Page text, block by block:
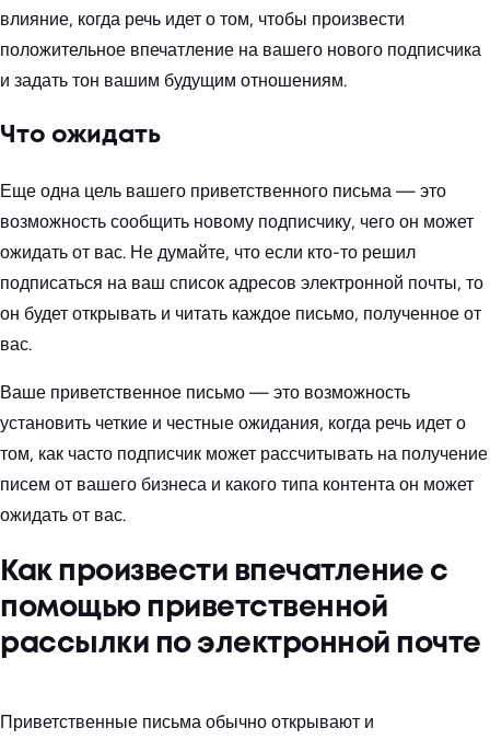
влияние, когда речь идет о том, чтобы произвести
положительное впечатление на вашего нового подписчика
и задать тон вашим будущим отношениям.
Что ожидать
Еще одна цель вашего приветственного письма — это
возможность сообщить новому подписчику, чего он может
ожидать от вас. Не думайте, что если кто-то решил
подписаться на ваш список адресов электронной почты, то
он будет открывать и читать каждое письмо, полученное от
вас.
Ваше приветственное письмо — это возможность
установить четкие и честные ожидания, когда речь идет о
том, как часто подписчик может рассчитывать на получение
писем от вашего бизнеса и какого типа контента он может
ожидать от вас.
Как произвести впечатление с
помощью приветственной
рассылки по электронной почте
Приветственные письма обычно открывают и